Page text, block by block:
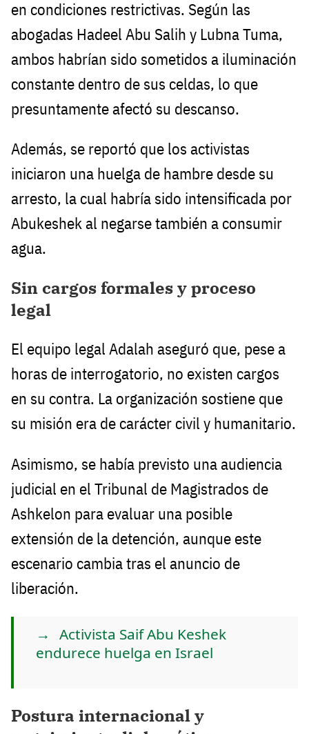
en condiciones restrictivas. Según las
abogadas Hadeel Abu Salih y Lubna Tuma,
ambos habrían sido sometidos a iluminación
constante dentro de sus celdas, lo que
presuntamente afectó su descanso.
Además, se reportó que los activistas
iniciaron una huelga de hambre desde su
arresto, la cual habría sido intensificada por
Abukeshek al negarse también a consumir
agua.
Sin cargos formales y proceso
legal
El equipo legal Adalah aseguró que, pese a
horas de interrogatorio, no existen cargos
en su contra. La organización sostiene que
su misión era de carácter civil y humanitario.
Asimismo, se había previsto una audiencia
judicial en el Tribunal de Magistrados de
Ashkelon para evaluar una posible
extensión de la detención, aunque este
escenario cambia tras el anuncio de
liberación.
Activista Saif Abu Keshek
endurece huelga en Israel
Postura internacional y